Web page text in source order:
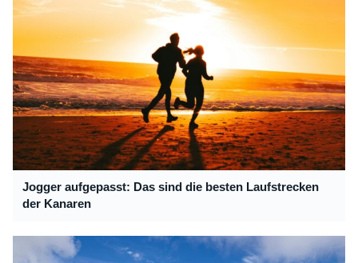
Jogger aufgepasst: Das sind die besten Laufstrecken
der Kanaren